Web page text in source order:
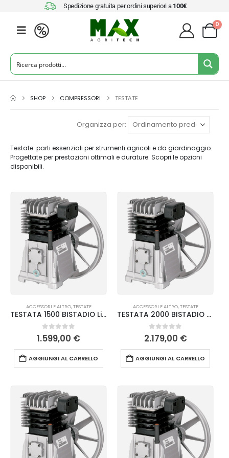
Spedizione gratuita per ordini superiori a 100€
0
SHOP COMPRESSORI TESTATE
Organizza per:
Testate: parti essenziali per strumenti agricoli e da giardinaggio.
Progettate per prestazioni ottimali e durature. Scopri le opzioni
disponibili.
ACCESSORI E ALTRO,TESTATE
TESTATA 1500 BISTADIO Lisam
0Su 5
1.599,00 €
AGGIUNGI AL CARRELLO
ACCESSORI E ALTRO,TESTATE
TESTATA 2000 BISTADIO Lisam
0Su 5
2.179,00 €
AGGIUNGI AL CARRELLO